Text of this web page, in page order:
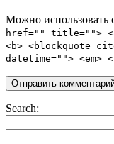
Можно использовать
href="" title="">
<b> <blockquote
datetime="">
Search: